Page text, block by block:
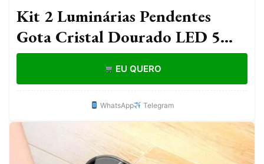
Kit 2 Luminárias Pendentes
Gota Cristal Dourado LED 5W
3000K p/ Sala Quarto Cozinha
Lustre Decor
EU QUERO
WhatsApp Telegram